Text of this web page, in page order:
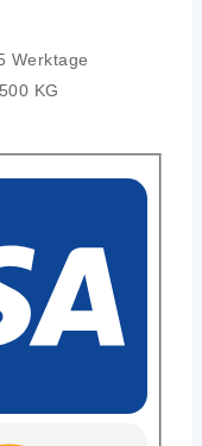
Werktage
KG